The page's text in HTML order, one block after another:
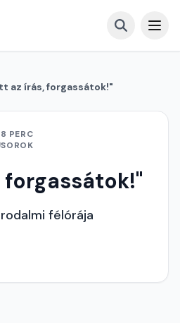
az írás, forgassátok!"
PERC
forgassátok!"
félórája